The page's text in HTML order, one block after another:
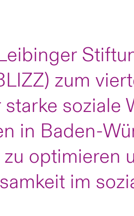
zum
soziale
in Baden-
optimieren
im